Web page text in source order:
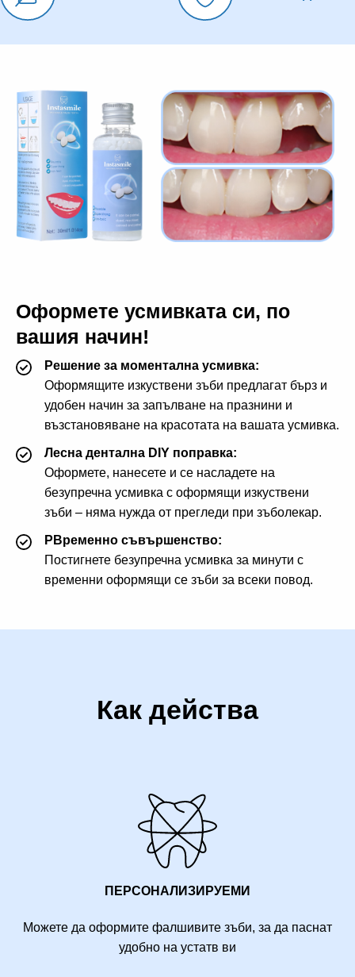
Оформете усмивката си, по
вашия начин!
Решение за моментална усмивка:
Оформящите изкуствени зъби предлагат бърз и
удобен начин за запълване на празнини и
възстановяване на красотата на вашата усмивка.
Лесна дентална DIY поправка:
Оформете, нанесете и се насладете на
безупречна усмивка с оформящи изкуствени
зъби – няма нужда от прегледи при зъболекар.
PВременно съвършенство:
Постигнете безупречна усмивка за минути с
временни оформящи се зъби за всеки повод.
Как действа
ПЕРСОНАЛИЗИРУЕМИ
Можете да оформите фалшивите зъби, за да паснат
удобно на устатв ви